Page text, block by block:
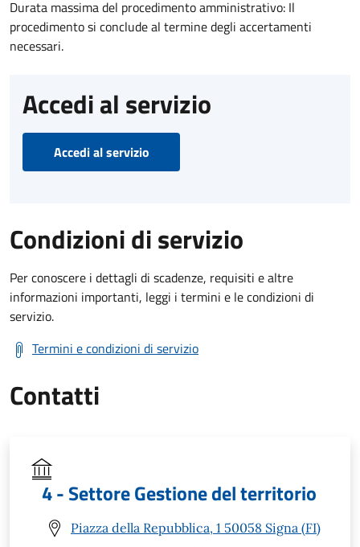
Durata massima del procedimento amministrativo: Il
procedimento si conclude al termine degli accertamenti
necessari.
Accedi al servizio
Accedi al servizio
Condizioni di servizio
Per conoscere i dettagli di scadenze, requisiti e altre
informazioni importanti, leggi i termini e le condizioni di
servizio.
Termini e condizioni di servizio
Contatti
4 - Settore Gestione del territorio
Piazza della Repubblica, 1 50058 Signa (FI)